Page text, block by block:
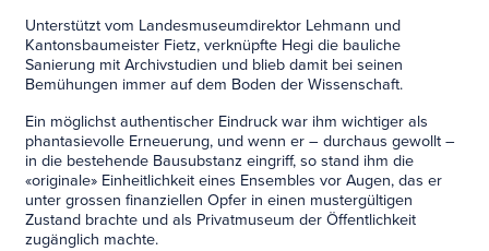
Unterstützt vom Landesmuseumdirektor Lehmann und
Kantonsbaumeister Fietz, verknüpfte Hegi die bauliche
Sanierung mit Archivstudien und blieb damit bei seinen
Bemühungen immer auf dem Boden der Wissenschaft.
Ein möglichst authentischer Eindruck war ihm wichtiger als
phantasievolle Erneuerung, und wenn er – durchaus gewollt –
in die bestehende Bausubstanz eingriff, so stand ihm die
«originale» Einheitlichkeit eines Ensembles vor Augen, das er
unter grossen finanziellen Opfer in einen mustergültigen
Zustand brachte und als Privatmuseum der Öffentlichkeit
zugänglich machte.